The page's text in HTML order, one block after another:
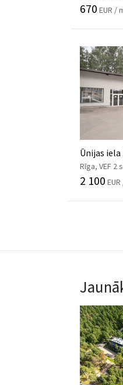
670 EUR /
Ūnijas iela
Rīga, VEF 2
2 100